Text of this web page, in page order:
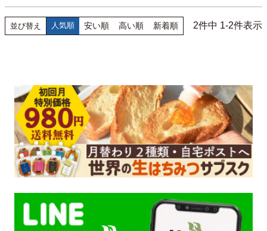
並び替え 人気順 安い順 高い順 新着順 2件中 1-2件表示